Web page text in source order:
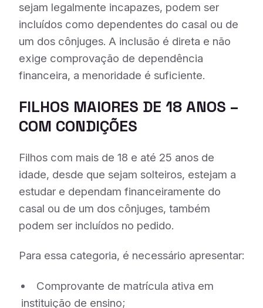
sejam legalmente incapazes, podem ser
incluídos como dependentes do casal ou de
um dos cônjuges. A inclusão é direta e não
exige comprovação de dependência
financeira, a menoridade é suficiente.
FILHOS MAIORES DE 18 ANOS –
COM CONDIÇÕES
Filhos com mais de 18 e até 25 anos de
idade, desde que sejam solteiros, estejam a
estudar e dependam financeiramente do
casal ou de um dos cônjuges, também
podem ser incluídos no pedido.
Para essa categoria, é necessário apresentar:
Comprovante de matrícula ativa em
instituição de ensino;